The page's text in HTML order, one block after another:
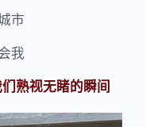
市
我
熟视无睹的瞬间